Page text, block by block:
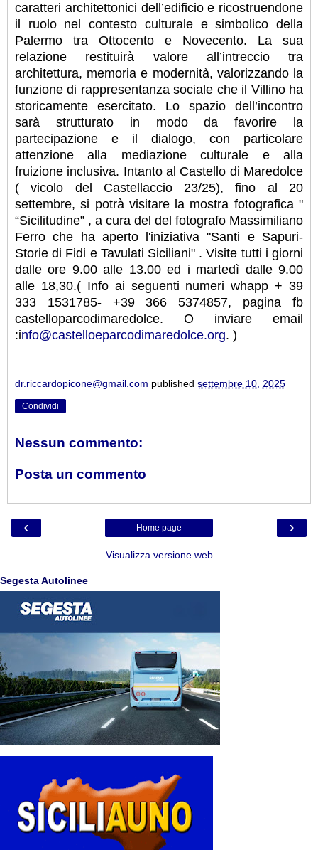
caratteri architettonici dell’edificio e ricostruendone
il ruolo nel contesto culturale e simbolico della
Palermo tra Ottocento e Novecento. La sua
relazione restituirà valore all’intreccio tra
architettura, memoria e modernità, valorizzando la
funzione di rappresentanza sociale che il Villino ha
storicamente esercitato. Lo spazio dell’incontro
sarà strutturato in modo da favorire la
partecipazione e il dialogo, con particolare
attenzione alla mediazione culturale e alla
fruizione inclusiva. Intanto al Castello di Maredolce
( vicolo del Castellaccio 23/25), fino al 20
settembre, si potrà visitare la mostra fotografica "
“Sicilitudine” , a cura del del fotografo Massimiliano
Ferro che ha aperto l'iniziativa "Santi e Sapuri-
Storie di Fidi e Tavulati Siciliani" . Visite tutti i giorni
dalle ore 9.00 alle 13.00 ed i martedì dalle 9.00
alle 18,30.( Info ai seguenti numeri whapp + 39
333 1531785- +39 366 5374857, pagina fb
castelloparcodimaredolce. O inviare email
:info@castelloeparcodimaredolce.org. )
dr.riccardopicone@gmail.com published settembre 10, 2025
Condividi
Nessun commento:
Posta un commento
‹ ›
Home page
Visualizza versione web
Segesta Autolinee